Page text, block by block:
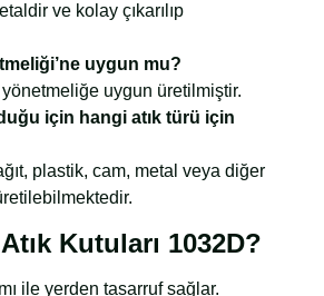
ve kolay çıkarılıp
uygun mu?
uygun üretilmiştir.
için hangi atık türü için
plastik, cam, metal veya diğer
Kutuları 1032D?
ile yerden tasarruf sağlar.